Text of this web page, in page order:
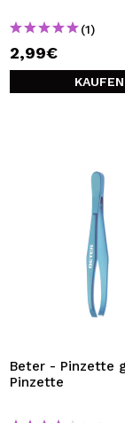
(1)
2,99€
KAUFEN
Beter - Pinzette gerade
Pinzette